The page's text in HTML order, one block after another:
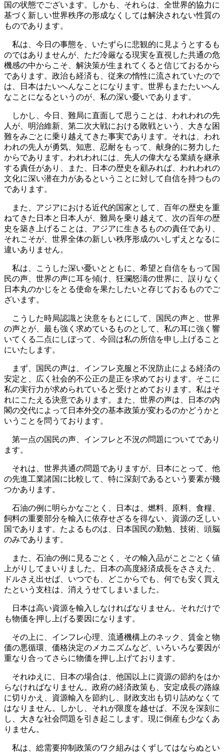
国の状態でございます。しかも、それらは、全世界的協力に
基づく新しい世界秩序の形成なくしては解決されない性質の
ものであります。
私は、今日の事態を、いたずらに悲観的に見ようとするも
のではありませんが、ただ冷厳なる現実を直視した共通の危
機感の中からこそ、解決策が生まれてくると信じておるから
であります。政治も経済も、従来の惰性に流されていたので
は、日本はたいへんなことになります。世界もまたたいへん
なことになるというのが、私の深い憂いであります。
しかし、今日、難局に直面して思うことは、われわれの先
人が、明治維新、第二次大戦における敗戦という、大きな困
難をみごとに乗り越えてきた事実であります。それは、われ
われの先人が勇気、知恵、忍耐をもって、献身的に努力した
からであります。われわれには、先人の偉大なる業績を継承
する責任があり、また、日本の歴史を顧みれば、われわれの
文化に深い潜在力があるということに対して自信を持つもの
であります。
また、アジアにおける近代的国家として、百年の歴史を重
ねてきた日本と日本人が、難局を乗り越えて、次の百年の歴
史を築き上げることは、アジアに生きるものの責任であり、
それこそが、世界全体の新しい秩序形成のいしずえとなるに
違いありません。
私は、こうした深い憂いとともに、希望と自信をもって国
民の声、世界の声に耳を傾け、狂瀾怒濤の世界に、誤りなく
日本丸のかじをとる使命を果たしたいと存じておるものでご
ざいます。
こうした時局認識と決意をもとにして、国民の声と、世界
の声とが、最も強く求めているものとして、私の耳に強く響
いてくる二点にしぼって、今回は私の所信を申し上げること
にいたします。
まず、国民の声は、インフレ克服と不況防止による経済の
安定と、広く社会的不公正の是正を求めております。そこに
私の実行力が求められていると受けとめております。私はそ
れにこたえる決意であります。また、世界の声は、日本の内
閣の交代によって日本外交の基本政策が変わるのかどうかと
いうことを問うております。
第一点の国民の声、インフレと不況の問題についてであり
ます。
それは、世界共通の問題でありますが、日本にとって、他
の先進工業諸国に比較して、特に深刻であるという要素が幾
つかあります。
石油の例に明らかなごとく、日本は、燃料、原料、食糧、
飼料の重要部分を輸入に依存せざるを得ない、資源の乏しい
国であります。たよるものは、日本国民の勤勉、技術、頭脳
のみであります。
また、石油の例に見るごとく、その輸入品がことごとく値
上がりしてまいりました。日本の高度経済成長をささえた、
ドルさえ出せば、いつでも、どこからでも、何でも安く買え
たという支柱は、消えうせてしまいました。
日本は高い資源を輸入しなければなりません。それだけで
も物価を押し上げる要因になります。
その上に、インフレ心理、流通機構上のネック、賃金と物
価の悪循環、価格決定のメカニズムなど、いろいろな要因が
重なり合ってさらに物価を押し上げております。
それゆえに、日本の場合は、他国以上に資源の節約をはか
らなければなりません。政府の経済政策も、安定成長の路線
に切りかえ、資源輸入を節約し、財政支出も切り詰めなくて
はなりません。しかし、それが限度を越せば、不況を深刻に
し、大きな社会問題を引き起こします。現に倒産も少なくあ
りません。
私は、総需要抑制政策のワク組みはくずしてはならぬとい